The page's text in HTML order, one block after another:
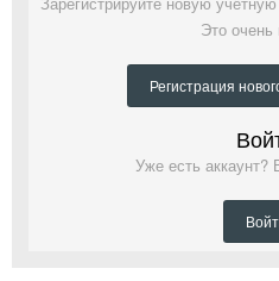
Это очень
Регистрация
Уже есть аккаунт?